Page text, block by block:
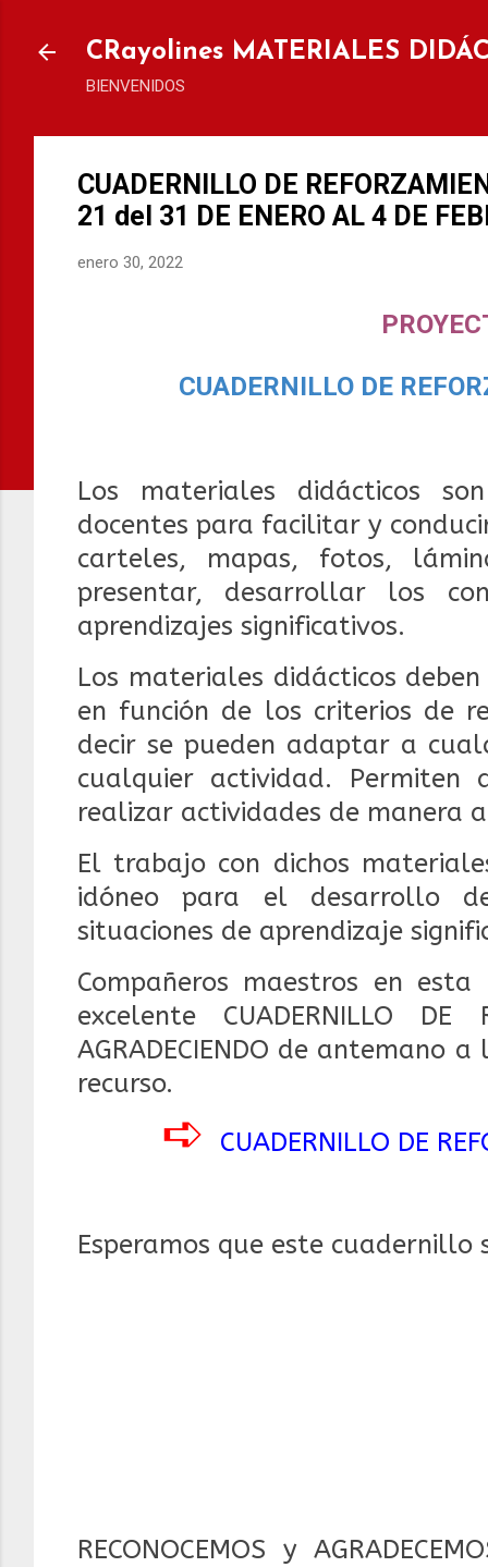
CRayolines MATERIALES
BIENVENIDOS
CUADERNILLO DE
21 del 31 DE ENERO AL 4 DE
enero 30, 2022
CUADERNILLO DE
Los materiales didácticos
docentes para facilitar y
carteles, mapas, fotos,
presentar, desarrollar los
aprendizajes significativos.
Los materiales didácticos
en función de los criterios de
decir se pueden adaptar a
cualquier actividad.
realizar actividades de manera
El trabajo con dichos
idóneo para el desarrollo
situaciones de aprendizaje
Compañeros maestros en
excelente CUADERNILLO DE
AGRADECIENDO de antemano
recurso.
➪ CUADERNILLO DE
Esperamos que este
RECONOCEMOS y